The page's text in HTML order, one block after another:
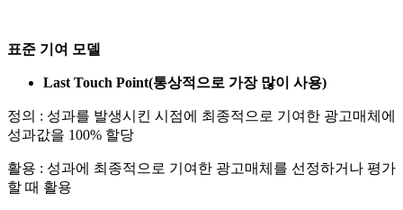
표준 기여 모델
Last Touch Point(통상적으로 가장 많이 사용)
정의 : 성과를 발생시킨 시점에 최종적으로 기여한 광고매체에
성과값을 100% 할당
활용 : 성과에 최종적으로 기여한 광고매체를 선정하거나 평가
할 때 활용